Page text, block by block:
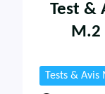
Test &
M.2
Tests &